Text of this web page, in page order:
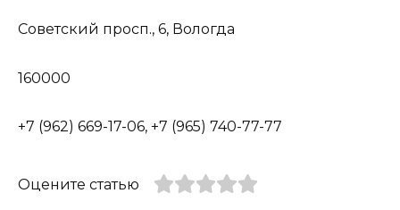
Советский просп., 6, Вологда
160000
+7 (962) 669-17-06, +7 (965) 740-77-77
Оцените статью